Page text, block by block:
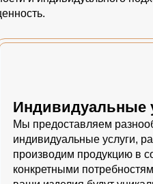
Индивидуальные
Мы предоставляем
индивидуальные услуги,
производим продукцию в
конкретными